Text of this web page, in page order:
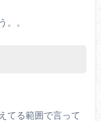
。。
てる範囲で言って